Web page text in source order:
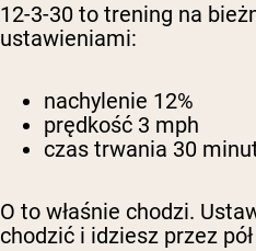
12-3-30 to trening na
ustawieniami:
nachylenie 12%
prędkość 3 mph
czas trwania 30
O to właśnie chodzi.
chodzić i idziesz przez